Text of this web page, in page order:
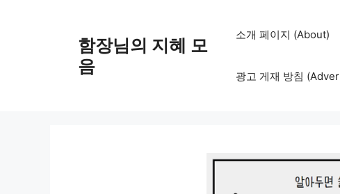
함장님의 지혜 모
음
소개 페이지 (About)
광고 게재 방침